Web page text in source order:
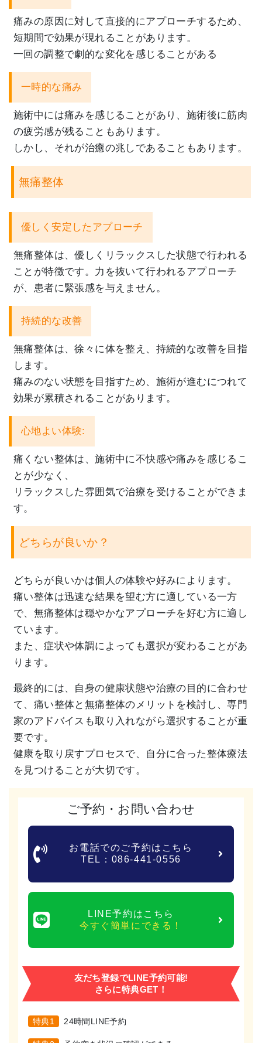
痛みの原因に対して直接的にアプローチするため、
短期間で効果が現れることがあります。
一回の調整で劇的な変化を感じることがある
一時的な痛み
施術中には痛みを感じることがあり、施術後に筋肉
の疲労感が残ることもあります。
しかし、 それが治癒の兆しであることもあります。
無痛整体
優しく安定したアプローチ
無痛整体は、優しくリラックスした状態で行われる
ことが特徴です。 力を抜いて行われるアプローチ
が、患者に緊張感を与えません。
持続的な改善
無痛整体は、徐々に体を整え、持続的な改善を目指
します。
痛みのない状態を目指すため、施術が進むにつれて
効果が累積されることがあります。
心地よい体験:
痛くない整体は、施術中に不快感や痛みを感じるこ
とが少なく、
リラックスした雰囲気で治療を受けることができま
す。
どちらが良いか？
どちらが良いかは個人の体験や好みによります。
痛い整体は迅速な結果を望む方に適している一方
で、 無痛整体は穏やかなアプローチを好む方に適し
ています。
また、症状や体調によっても選択が変わることがあ
ります。
最終的には、自身の健康状態や治療の目的に合わせ
て、 痛い整体と無痛整体のメリットを検討し、専門
家のアドバイスも取り入れながら選択することが重
要です。
健康を取り戻すプロセスで、 自分に合った整体療法
を見つけることが大切です。
ご予約・お問い合わせ
お電話でのご予約はこちら
TEL：086-441-0556
LINE予約はこちら
今すぐ簡単にできる！
友だち登録でLINE予約可能!
さらに特典GET！
特典1 24時間LINE予約